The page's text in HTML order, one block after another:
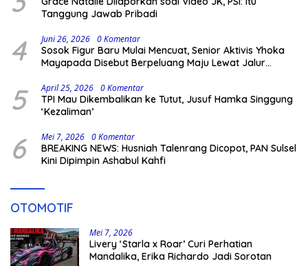
Tanggung Jawab Pribadi
4 Juni 26, 2026 0 Komentar
Sosok Figur Baru Mulai Mencuat, Senior Aktivis Yhoka
Mayapada Disebut Berpeluang Maju Lewat Jalur
5 April 25, 2026 0 Komentar
TPI Mau Dikembalikan ke Tutut, Jusuf Hamka Singgung
‘Kezaliman’
6 Mei 7, 2026 0 Komentar
BREAKING NEWS: Husniah Talenrang Dicopot, PAN Sulsel
Kini Dipimpin Ashabul Kahfi
OTOMOTIF
Mei 7, 2026
Livery ‘Starla x Roar’ Curi Perhatian
Mandalika, Erika Richardo Jadi Sorotan